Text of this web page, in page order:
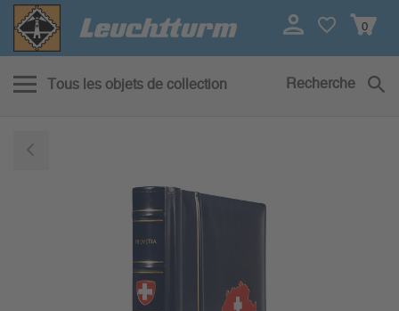
0
Tous les objets de collection Recherche